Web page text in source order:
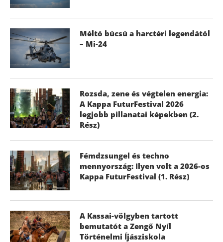
Méltó búcsú a harctéri legendától
– Mi-24
Rozsda, zene és végtelen energia:
A Kappa FuturFestival 2026
legjobb pillanatai képekben (2.
Rész)
Fémdzsungel és techno
mennyország: Ilyen volt a 2026-os
Kappa FuturFestival (1. Rész)
A Kassai-völgyben tartott
bemutatót a Zengő Nyíl
Történelmi Íjásziskola